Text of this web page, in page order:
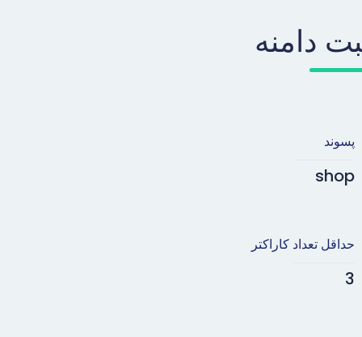
دامنه
پسوند
shop
حداقل تعداد کاراکتر
3